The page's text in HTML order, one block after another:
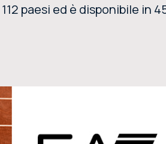
paesi ed è disponibile in